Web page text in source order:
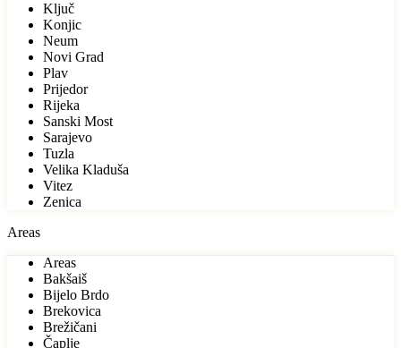
Ključ
Konjic
Neum
Novi Grad
Plav
Prijedor
Rijeka
Sanski Most
Sarajevo
Tuzla
Velika Kladuša
Vitez
Zenica
Areas
Areas
Bakšaiš
Bijelo Brdo
Brekovica
Brežičani
Čaplje